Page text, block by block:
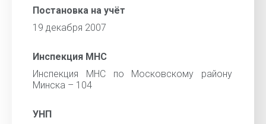
Постановка на учёт
19 декабря 2007
Инспекция МНС
Инспекция МНС по Московскому району
Минска – 104
УНП